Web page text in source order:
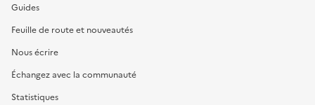
Guides
Feuille de route et nouveautés
Nous écrire
Échangez avec la communauté
Statistiques